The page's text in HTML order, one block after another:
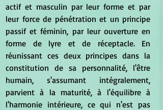
actif et masculin par leur forme et par
leur force de pénétration et un principe
passif et féminin, par leur ouverture en
forme de lyre et de réceptacle. En
réunissant ces deux principes dans la
constitution de sa personnalité, l'être
humain, s'assumant intégralement,
parvient à la maturité, à l'équilibre à
l'harmonie intérieure, ce qui n'est pas